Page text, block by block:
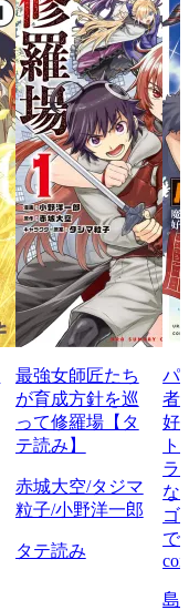
最強女師匠たち
が育成方針を巡
って修羅場【タ
テ読み】
赤城大空/タジマ
粒子/小野洋一郎
タテ読み
パ
者
好
ト
ラ
な
ゴ
で
島